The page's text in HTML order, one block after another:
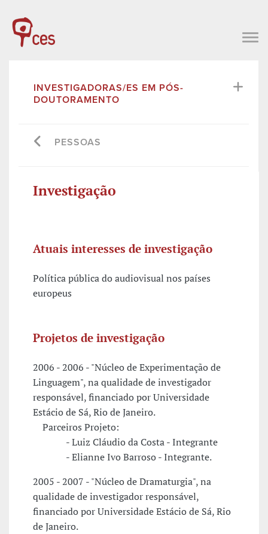
INVESTIGADORAS/ES EM PÓS-
DOUTORAMENTO
PESSOAS
Investigação
Atuais interesses de investigação
Política pública do audiovisual nos países
europeus
Projetos de investigação
2006 - 2006 - "Núcleo de Experimentação de
Linguagem", na qualidade de investigador
responsável, financiado por Universidade
Estácio de Sá, Rio de Janeiro.
Parceiros Projeto:
- Luiz Cláudio da Costa - Integrante
- Elianne Ivo Barroso - Integrante.
2005 - 2007 - "Núcleo de Dramaturgia", na
qualidade de investigador responsável,
financiado por Universidade Estácio de Sá, Rio
de Janeiro.